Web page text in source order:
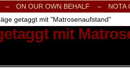
Internationale Onlinezeitung für Frieden,
– ON OUR OWN BEHALF –
NOTA
getaggt mit "Matrosenaufstand"
mit